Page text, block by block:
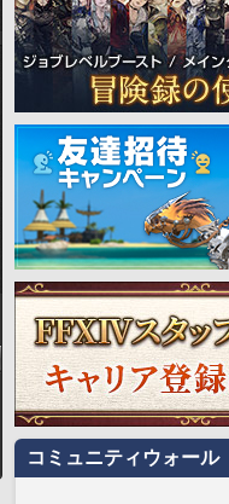
コミュニティウォール